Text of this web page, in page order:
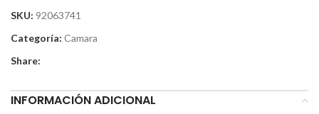
SKU: 92063741
Categoría: Camara
Share:
INFORMACIÓN ADICIONAL